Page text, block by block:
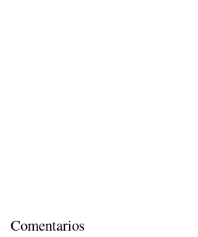
Comentarios